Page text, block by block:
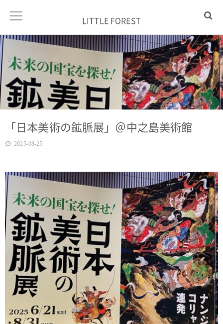
LITTLE FOREST
「日本美術の鉱脈展」＠中之島美術館
2025-08-25